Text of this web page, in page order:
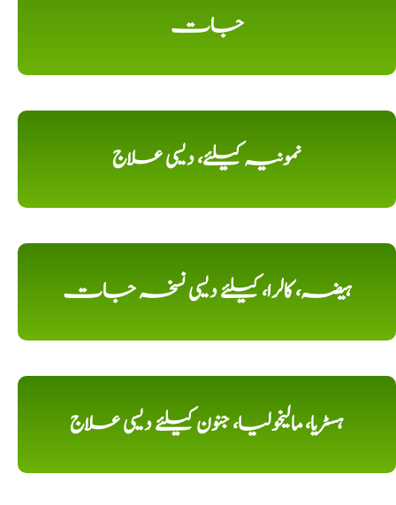
جات
نمونیہ کیلئے، دیسی علاج
ہیضہ، کالرا، کیلئے دیسی نسخہ جات
ہسٹریا، مالیخولیا، جنون کیلئے دیسی علاج